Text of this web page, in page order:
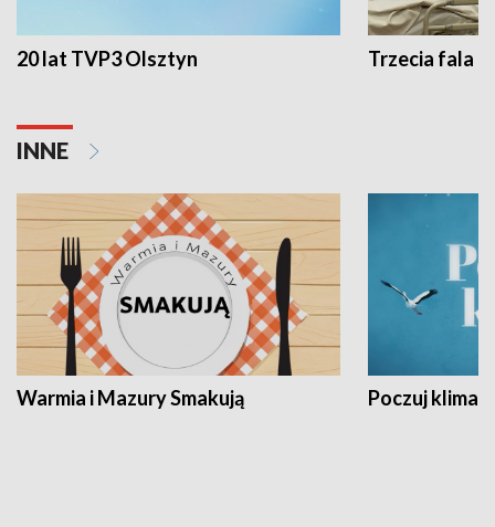
20 lat TVP3 Olsztyn Trzecia fala -
INNE
Warmia i Mazury Smakują Poczuj klimat